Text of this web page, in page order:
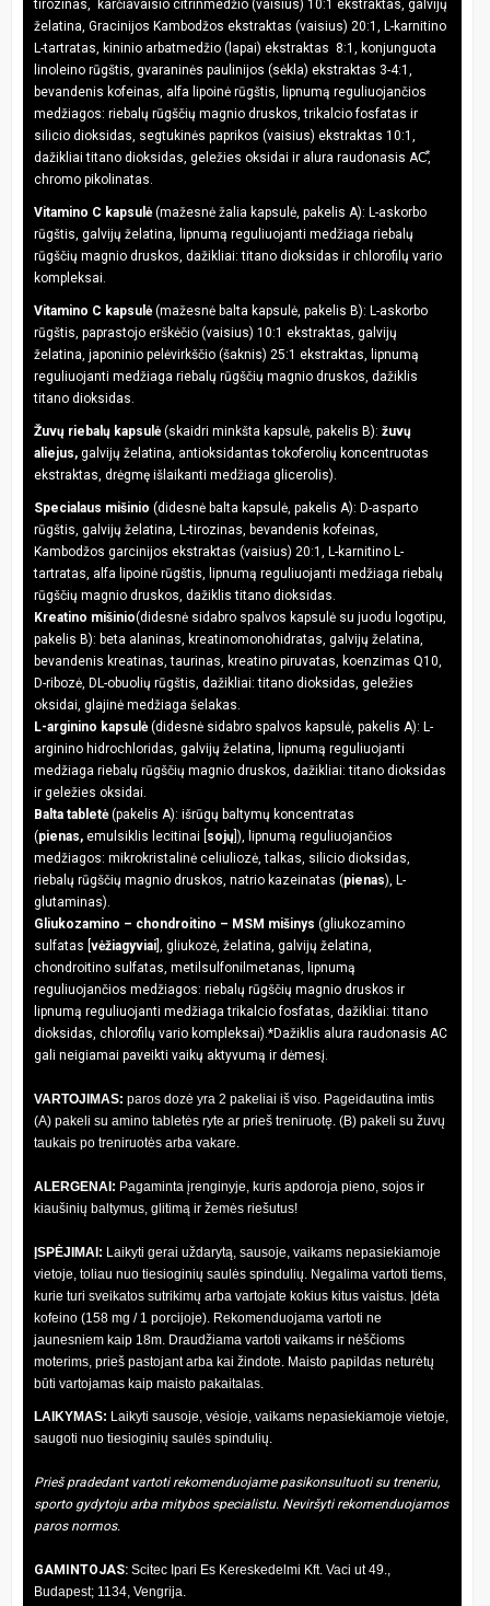
tirozinas, karčiavaisio citrinmedžio (vaisius) 10:1 ekstraktas, galvijų
želatina, Gracinijos Kambodžos ekstraktas (vaisius) 20:1, L-karnitino
L-tartratas, kininio arbatmedžio (lapai) ekstraktas 8:1, konjunguota
linoleino rūgštis, gvaraninės paulinijos (sėkla) ekstraktas 3-4:1,
bevandenis kofeinas, alfa lipoinė rūgštis, lipnumą reguliuojančios
medžiagos: riebalų rūgščių magnio druskos, trikalcio fosfatas ir
silicio dioksidas, segtukinės paprikos (vaisius) ekstraktas 10:1,
dažikliai titano dioksidas, geležies oksidai ir alura raudonasis AC⃰,
chromo pikolinatas.
Vitamino C kapsulė(mažesnė žalia kapsulė, pakelis A): L-askorbo
rūgštis, galvijų želatina, lipnumą reguliuojanti medžiaga riebalų
rūgščių magnio druskos, dažikliai: titano dioksidas ir chlorofilų vario
kompleksai.
Vitamino C kapsulė(mažesnė balta kapsulė, pakelis B): L-askorbo
rūgštis, paprastojo erškėčio (vaisius) 10:1 ekstraktas, galvijų
želatina, japoninio pelėvirkščio (šaknis) 25:1 ekstraktas, lipnumą
reguliuojanti medžiaga riebalų rūgščių magnio druskos, dažiklis
titano dioksidas.
Žuvų riebalų kapsulė(skaidri minkšta kapsulė, pakelis B): žuvų
aliejus, galvijų želatina, antioksidantas tokoferolių koncentruotas
ekstraktas, drėgmę išlaikanti medžiaga glicerolis).
Specialaus mišinio (didesnė balta kapsulė, pakelis A): D-asparto
rūgštis, galvijų želatina, L-tirozinas, bevandenis kofeinas,
Kambodžos garcinijos ekstraktas (vaisius) 20:1, L-karnitino L-
tartratas, alfa lipoinė rūgštis, lipnumą reguliuojanti medžiaga riebalų
rūgščių magnio druskos, dažiklis titano dioksidas.
Kreatino mišinio(didesnė sidabro spalvos kapsulė su juodu logotipu,
pakelis B): beta alaninas, kreatinomonohidratas, galvijų želatina,
bevandenis kreatinas, taurinas, kreatino piruvatas, koenzimas Q10,
D-ribozė, DL-obuolių rūgštis, dažikliai: titano dioksidas, geležies
oksidai, glajinė medžiaga šelakas.
L-arginino kapsulė(didesnė sidabro spalvos kapsulė, pakelis A): L-
arginino hidrochloridas, galvijų želatina, lipnumą reguliuojanti
medžiaga riebalų rūgščių magnio druskos, dažikliai: titano dioksidas
ir geležies oksidai.
Balta tabletė(pakelis A): išrūgų baltymų koncentratas
(pienas, emulsiklis lecitinai [ sojų ]), lipnumą reguliuojančios
medžiagos: mikrokristalinė celiuliozė, talkas, silicio dioksidas,
riebalų rūgščių magnio druskos, natrio kazeinatas (pienas), L-
glutaminas).
Gliukozamino – chondroitino – MSM mišinys (gliukozamino
sulfatas [ vėžiagyviai ], gliukozė, želatina, galvijų želatina,
chondroitino sulfatas, metilsulfonilmetanas, lipnumą
reguliuojančios medžiagos: riebalų rūgščių magnio druskos ir
lipnumą reguliuojanti medžiaga trikalcio fosfatas, dažikliai: titano
dioksidas, chlorofilų vario kompleksai).*Dažiklis alura raudonasis AC
gali neigiamai paveikti vaikų aktyvumą ir dėmesį.
VARTOJIMAS: paros dozė yra 2 pakeliai iš viso. Pageidautina imtis
(A) pakeli su amino tabletės ryte ar prieš treniruotę. (B) pakeli su žuvų
taukais po treniruotės arba vakare.
ALERGENAI: Pagaminta įrenginyje, kuris apdoroja pieno, sojos ir
kiaušinių baltymus, glitimą ir žemės riešutus!
ĮSPĖJIMAI: Laikyti gerai uždarytą, sausoje, vaikams nepasiekiamoje
vietoje, toliau nuo tiesioginių saulės spindulių. Negalima vartoti tiems,
kurie turi sveikatos sutrikimų arba vartojate kokius kitus vaistus. Įdėta
kofeino (158 mg / 1 porcijoje). Rekomenduojama vartoti ne
jaunesniem kaip 18m. Draudžiama vartoti vaikams ir nėščioms
moterims, prieš pastojant arba kai žindote. Maisto papildas neturėtų
būti vartojamas kaip maisto pakaitalas.
LAIKYMAS: Laikyti sausoje, vėsioje, vaikams nepasiekiamoje vietoje,
saugoti nuo tiesioginių saulės spindulių.
Prieš pradedant vartoti rekomenduojame pasikonsultuoti su treneriu,
sporto gydytoju arba mitybos specialistu. Neviršyti rekomenduojamos
paros normos.
GAMINTOJAS: Scitec Ipari Es Kereskedelmi Kft. Vaci ut 49.,
Budapest; 1134, Vengrija.